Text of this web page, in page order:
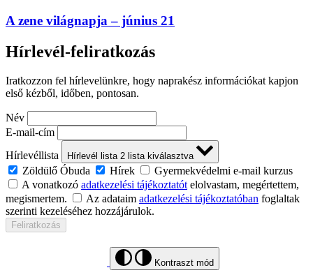
A zene világnapja – június 21
Hírlevél-feliratkozás
Iratkozzon fel hírlevelünkre, hogy naprakész információkat kapjon
első kézből, időben, pontosan.
Név
E-mail-cím
Hírlevéllista
Hírlevél lista 2 lista kiválasztva
Zöldülő Óbuda Hírek
Gyermekvédelmi e-mail kurzus
A vonatkozó adatkezelési tájékoztatótelolvastam, megértettem,
megismertem.
Az adataim adatkezelési tájékoztatóban foglaltak
szerinti kezeléséhez hozzájárulok.
Feliratkozás
Kontraszt mód